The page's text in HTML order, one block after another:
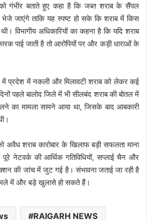
गंभीर बताते हुए कहा है कि जब्त शराब के सैंपल
भेजे जाएंगे ताकि यह स्पष्ट हो सके कि शराब में किस
विभागीय अधिकारियों का कहना है कि यदि शराब
पाई जाती है तो आरोपियों पर और कड़ी धाराओं के
में प्रदेश में नकली और मिलावटी शराब को लेकर कई
पहले बालोद जिले में भी सीलबंद शराब की बोतल में
का मामला सामने आया था, जिसके बाद आबकारी
अवैध शराब कारोबार के खिलाफ बड़ी सफलता माना
नेटवर्क की आर्थिक गतिविधियों, सप्लाई चैन और
की जांच में जुट गई है। संभावना जताई जा रही है
में और बड़े खुलासे हो सकते हैं।
RAIGARH NEWS